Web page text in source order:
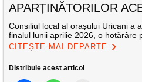
APARȚINĂTORILOR
Consiliul local al orașului Uricani a
finalul lunii aprilie 2026, o hotărâre
CITEȘTE MAI DEPARTE
Distribuie acest articol